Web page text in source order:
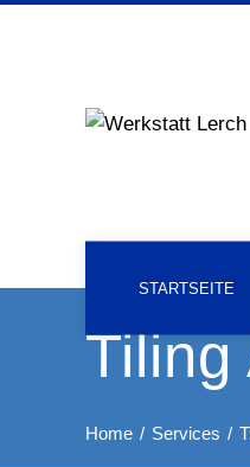
STARTSEITE
Tiling
Home Services